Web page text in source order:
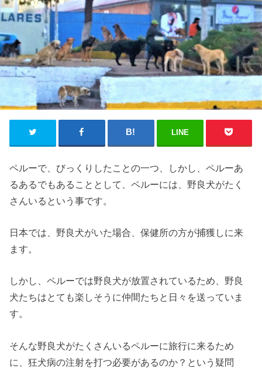
LINE
ペルーで、びっくりしたことの一つ、しかし、ペルーあ
るあるでもあることとして、ペルーには、野良犬がたく
さんいるという事です。
日本では、野良犬がいた場合、保健所の方が捕獲しに来
ます。
しかし、ペルーでは野良犬が放置されているため、野良
犬たちはとても楽しそうに仲間たちと日々を送っていま
す。
そんな野良犬がたくさんいるペルーに旅行に来るため
に、狂犬病の注射を打つ必要があるのか？という疑問